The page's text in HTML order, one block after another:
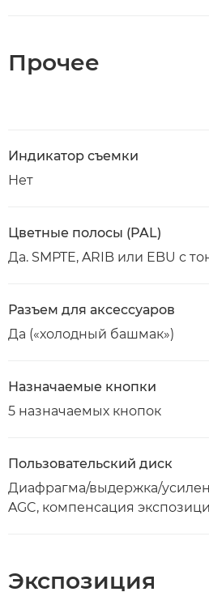
Прочее
Индикатор съемки
Нет
Цветные полосы (PAL)
Да. SMPTE, ARIB или EBU с
Разъем для аксессуаров
Да («холодный башмак»)
Назначаемые кнопки
5 назначаемых кнопок
Пользовательский диск
Диафрагма/выдержка/
AGC, компенсация
Экспозиция